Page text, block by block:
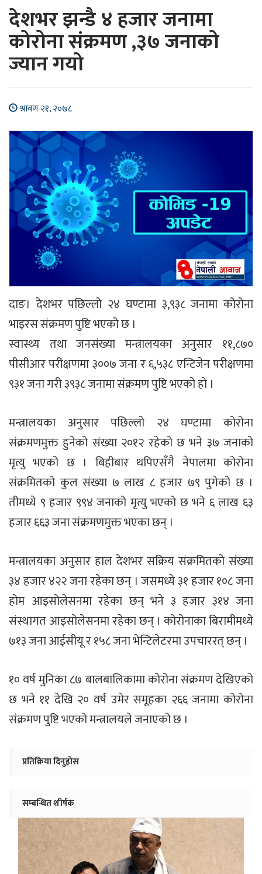
देशभर झन्डै ४ हजार जनामा
कोरोना संक्रमण ,३७ जनाको
ज्यान गयो
श्रावण २१, २०७८
दाङ। देशभर पछिल्लो २४ घण्टामा ३,९३८ जनामा कोरोना
भाइरस संक्रमण पुष्टि भएको छ ।
स्वास्थ्य तथा जनसंख्या मन्त्रालयका अनुसार ११,८७०
पीसीआर परीक्षणमा ३००७ जना र ६,५३८ एन्टिजेन परीक्षणमा
९३१ जना गरी ३९३८ जनामा संक्रमण पुष्टि भएको हो ।
मन्त्रालयका अनुसार पछिल्लो २४ घण्टामा कोरोना
संक्रमणमुक्त हुनेको संख्या २०१२ रहेको छ भने ३७ जनाको
मृत्यु भएको छ । बिहीबार थपिएसँगै नेपालमा कोरोना
संक्रमितको कुल संख्या ७ लाख ८ हजार ७९ पुगेको छ ।
तीमध्ये ९ हजार ९९४ जनाको मृत्यु भएको छ भने ६ लाख ६३
हजार ६६३ जना संक्रमणमुक्त भएका छन् ।
मन्त्रालयका अनुसार हाल देशभर सक्रिय संक्रमितको संख्या
३४ हजार ४२२ जना रहेका छन् । जसमध्ये ३१ हजार १०८ जना
होम आइसोलेसनमा रहेका छन् भने ३ हजार ३१४ जना
संस्थागत आइसोलेसनमा रहेका छन् । कोरोनाका बिरामीमध्ये
७१३ जना आईसीयू र १५८ जना भेन्टिलेटरमा उपचाररत् छन् ।
१० वर्ष मुनिका ८७ बालबालिकामा कोरोना संक्रमण देखिएको
छ भने ११ देखि २० वर्ष उमेर समूहका २६६ जनामा कोरोना
संक्रमण पुष्टि भएको मन्त्रालयले जनाएको छ ।
प्रतिक्रिया दिनुहोस
सम्बन्धित शीर्षक